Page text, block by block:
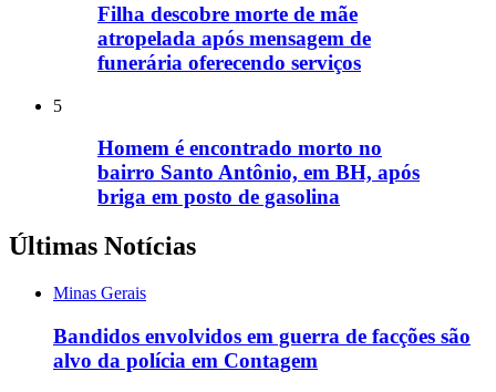
Filha descobre morte de mãe
atropelada após mensagem de
funerária oferecendo serviços
5
Homem é encontrado morto no
bairro Santo Antônio, em BH, após
briga em posto de gasolina
Últimas Notícias
Minas Gerais
Bandidos envolvidos em guerra de facções são
alvo da polícia em Contagem